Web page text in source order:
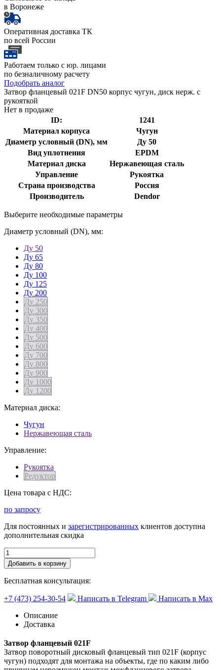
в Воронеже
Оперативная доставка ТК
по всей России
Работаем только с юр. лицами
по безналичному расчету
Подобрать аналог
Затвор фланцевый 021F DN50 корпус чугун, диск нерж. с
рукояткой
Нет в продаже
ID:
1241
Материал корпуса
Чугун
Диаметр условный (DN), мм
Ду 50
Вид уплотнения
EPDM
Материал диска
Нержавеющая сталь
Управление
Рукоятка
Страна производства
Россия
Производитель
Dendor
Выберите необходимые параметры
Диаметр условный (DN), мм:
Ду 50
Ду 65
Ду 80
Ду 100
Ду 125
Ду 200
Ду 250
Ду 300
Ду 350
Ду 400
Ду 500
Ду 600
Ду 700
Ду 800
Ду 900
Ду 1000
Ду 1200
Материал диска:
Чугун
Нержавеющая сталь
Управление:
Рукоятка
Редуктор
Цена товара с НДС:
по запросу
Для постоянных и зарегистрированных клиентов доступна
дополнительная скидка
Добавить в корзину
Бесплатная консультация:
+7 (473) 254-30-54 Написать в Telegram
Написать в Max
Описание
Доставка
Затвор фланцевый 021F
Затвор поворотный дисковый фланцевый тип 021F (корпус
чугун) подходят для монтажа на объекты, где по каким либо